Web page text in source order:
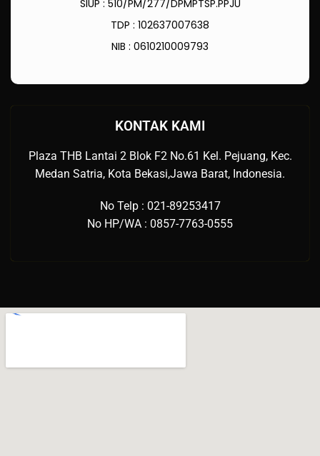
SIUP : 510/PM/277/DPMPTSP.PPJU
TDP : 102637007638
NIB : 0610210009793
KONTAK KAMI
Plaza THB Lantai 2 Blok F2 No.61 Kel. Pejuang, Kec.
Medan Satria, Kota Bekasi,Jawa Barat, Indonesia.
No Telp : 021-89253417
No HP/WA : 0857-7763-0555